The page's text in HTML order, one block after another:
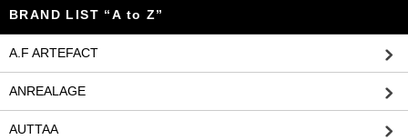
BRAND LIST “A to Z”
A.F ARTEFACT
ANREALAGE
AUTTAA